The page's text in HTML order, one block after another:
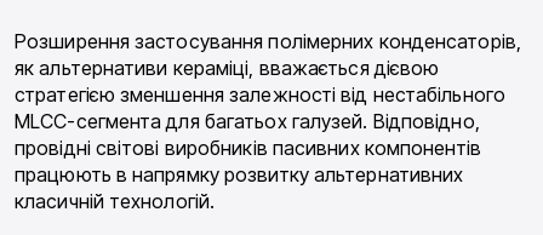
Розширення застосування полімерних конденсаторів,
як альтернативи кераміці, вважається дієвою
стратегією зменшення залежності від нестабільного
MLCC-сегмента для багатьох галузей. Відповідно,
провідні світові виробників пасивних компонентів
працюють в напрямку розвитку альтернативних
класичній технологій.